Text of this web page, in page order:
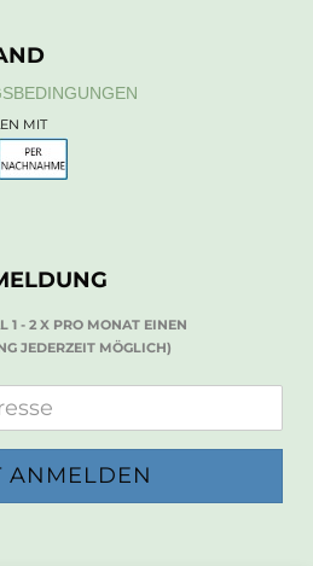
MIT
1 - 2 X PRO MONAT EINEN
JEDERZEIT MÖGLICH)